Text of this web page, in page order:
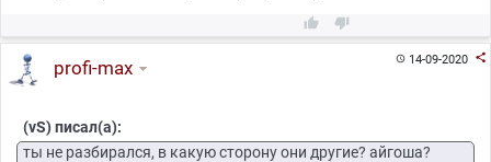
 
14-09-2020 
profi-max
(vS) писал(а):
ты не разбирался, в какую сторону они другие? айгоша?